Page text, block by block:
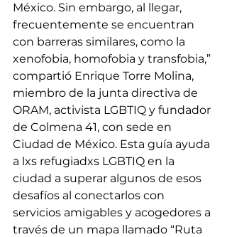
México. Sin embargo, al llegar,
frecuentemente se encuentran
con barreras similares, como la
xenofobia, homofobia y transfobia,”
compartió Enrique Torre Molina,
miembro de la junta directiva de
ORAM, activista LGBTIQ y fundador
de Colmena 41, con sede en
Ciudad de México. Esta guía ayuda
a lxs refugiadxs LGBTIQ en la
ciudad a superar algunos de esos
desafíos al conectarlos con
servicios amigables y acogedores a
través de un mapa llamado “Ruta